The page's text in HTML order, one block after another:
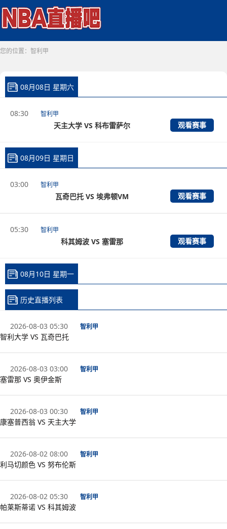
您的位置： 智利甲
08月08日 星期六
08:30 智利甲
天主大学 VS 科布雷萨尔 观看赛事
08月09日 星期日
03:00 智利甲
瓦奇巴托 VS 埃弗顿VM 观看赛事
05:30 智利甲
科其姆波 VS 塞雷那 观看赛事
08月10日 星期一
历史直播列表
2026-08-03 05:30 智利甲
智利大学 VS 瓦奇巴托
2026-08-03 03:00 智利甲
塞雷那 VS 奥伊金斯
2026-08-03 00:30 智利甲
康塞普西翁 VS 天主大学
2026-08-02 08:00 智利甲
利马切颜色 VS 努布伦斯
2026-08-02 05:30 智利甲
帕莱斯蒂诺 VS 科其姆波